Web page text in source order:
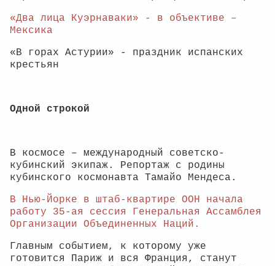
«Два лица Куэрнаваки» - в объективе –
Мексика
«В горах Астурии» - праздник испанских
крестьян
Одной строкой
В космосе – международный советско-
кубинский экипаж. Репортаж с родины
кубинского космонавта Тамайо Мендеса.
В Нью-Йорке в штаб-квартире ООН начала
работу 35-ая сессия Генеральная Ассамблея
Организации Объединенных Наций.
Главным событием, к которому уже
готовится Париж и вся Франция, станут